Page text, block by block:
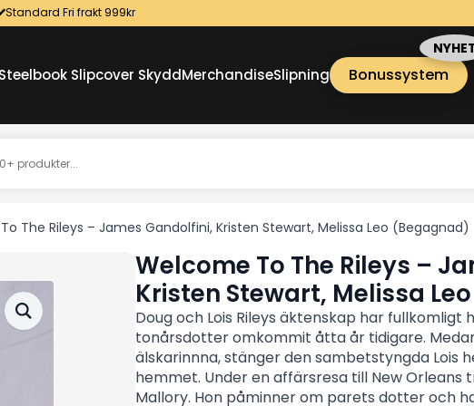
Standard Fri frakt 999kr
Slipcover SkyddMerchandiseSlipning Bonussystem
The Rileys – James Gandolfini, Kristen Stewart, Melissa Leo (Begagnad)
Welcome To The Rileys –
Kristen Stewart, Melissa
Doug och Lois Rileys äktenskap har
tonårsdotter omkommit åtta år tidigare.
älskarinnna, stänger den sambetstyngda Lois
hemmet. Under en affärsresa till New Orleans
Mallory. Hon påminner om parets dotter och